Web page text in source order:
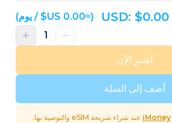
USD: $0.00 (≈‏0.00 US$ / يوم)
أضف إلى السلة
اشترِ الآن
iMoney عند شراء شريحة eSIM والتوصية بها.